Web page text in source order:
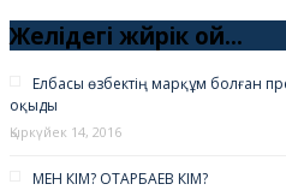
Желідегі жүйрік ой…
Елбасы өзбектің марқұм болған
оқыды
Қыркүйек 14, 2016
МЕН КІМ? ОТАРБАЕВ КІМ?